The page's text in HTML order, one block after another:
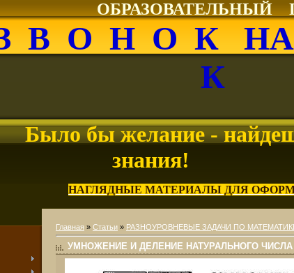
22:11 ОБРАЗОВАТЕЛЬНЫЙ
В О Н О К
К
Было бы желание -
знания!
НАГЛЯДНЫЕ МАТЕРИАЛЫ ДЛЯ
Главная » Статьи » РАЗНОУРОВНЕВЫЕ ЗАДАЧИ ПО
УМНОЖЕНИЕ И ДЕЛЕНИЕ НАТУРАЛЬНОГО ЧИСЛА